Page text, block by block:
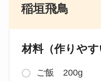
稲垣飛鳥
材料（作りやす
ご飯 200g